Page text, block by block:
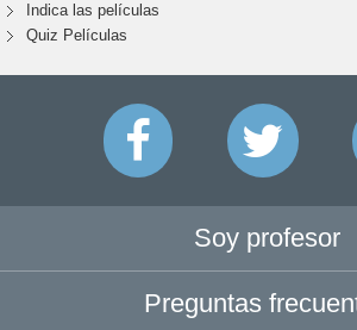
Indica las películas
Quiz Películas
Soy profesor
Preguntas